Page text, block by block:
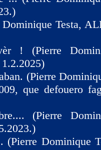
Dominique Testa,
! (Pierre
(Pierre
que defouero
(Pierre
(Pierre Dominique